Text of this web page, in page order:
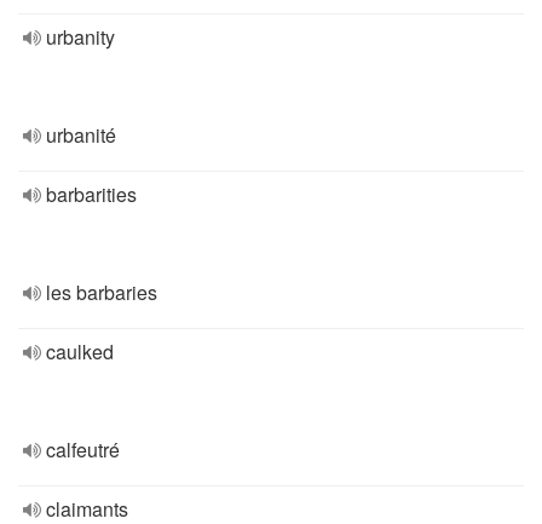
urbanity
urbanité
barbarities
les barbaries
caulked
calfeutré
claimants